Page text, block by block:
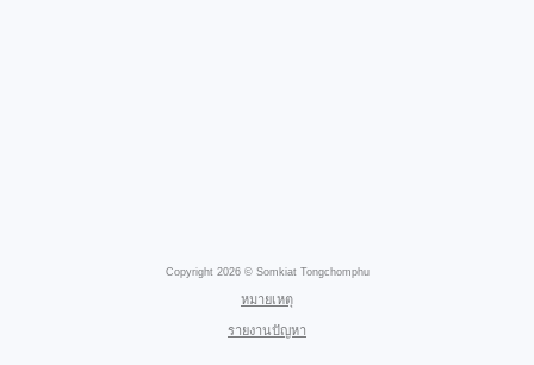
Copyright 2026 © Somkiat Tongchomphu
หมายเหตุ
รายงานปัญหา